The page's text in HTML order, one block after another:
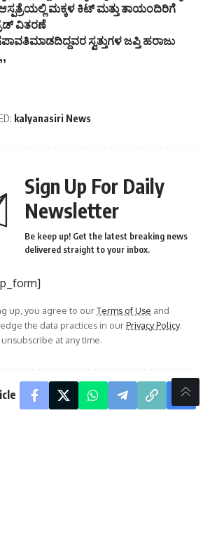
ಮಕ್ಕಳ ಕಿಟ್ ಮತ್ತು ತಾಯಂದಿರಿಗೆ
ವಿತರಣೆ
ಸ್ವತ್ತುಗಳ ಜಪ್ತಿ ಹರಾಜು
kalyanasiri News
Sign Up For Daily
Newsletter
Be keep up! Get the latest breaking news
delivered straight to your inbox.
up, you agree to ourTerms of Use and
the data practices in ourPrivacy Policy.
unsubscribe at any time.